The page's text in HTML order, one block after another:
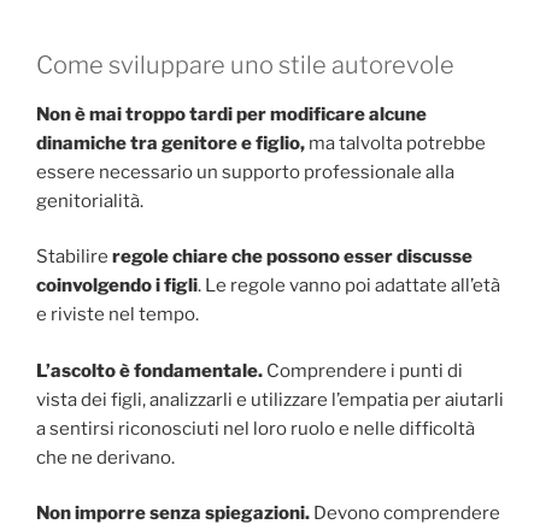
Come sviluppare uno stile autorevole
Non è mai troppo tardi per modificare alcune
dinamiche tra genitore e figlio, ma talvolta potrebbe
essere necessario un supporto professionale alla
genitorialità.
Stabilire regole chiare che possono esser discusse
coinvolgendo i figli. Le regole vanno poi adattate all’età
e riviste nel tempo.
L’ascolto è fondamentale. Comprendere i punti di
vista dei figli, analizzarli e utilizzare l’empatia per aiutarli
a sentirsi riconosciuti nel loro ruolo e nelle difficoltà
che ne derivano.
Non imporre senza spiegazioni. Devono comprendere